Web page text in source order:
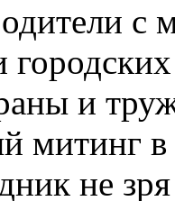
с
и
митинг
не